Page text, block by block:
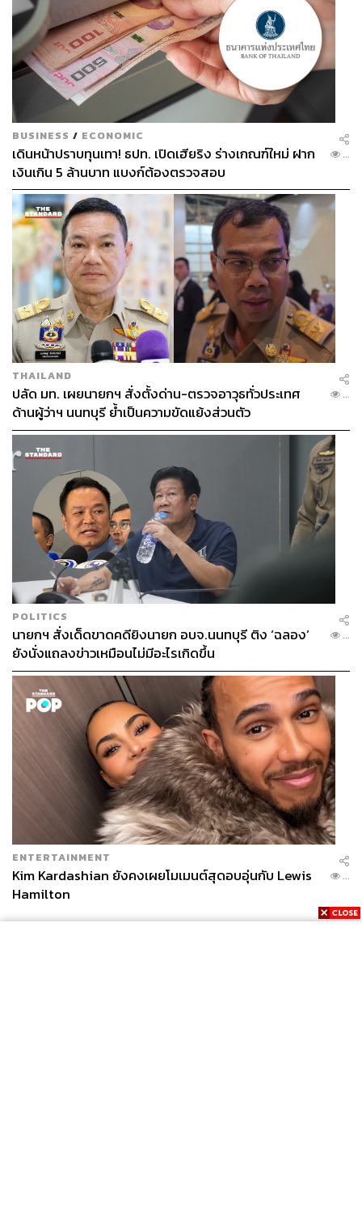
BUSINESS / ECONOMIC
เดินหน้าปราบทุนเทา! ธปท. เปิดเฮียริง ร่างเกณฑ์ใหม่ ฝาก
เงินเกิน 5 ล้านบาท แบงก์ต้องตรวจสอบ
...
THAILAND
ปลัด มท. เผยนายกฯ สั่งตั้งด่าน-ตรวจอาวุธทั่วประเทศ
ด้านผู้ว่าฯ นนทบุรี ย้ำเป็นความขัดแย้งส่วนตัว
...
POLITICS
นายกฯ สั่งเด็ดขาดคดียิงนายก อบจ.นนทบุรี ติง ‘ฉลอง’
ยังนั่งแถลงข่าวเหมือนไม่มีอะไรเกิดขึ้น
...
ENTERTAINMENT
Kim Kardashian ยังคงเผยโมเมนต์สุดอบอุ่นกับ Lewis
Hamilton
...